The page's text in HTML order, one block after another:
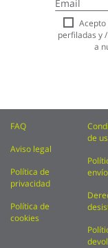
a
nuestro
boletín
de
perfiladas y
a
FAQ
Aviso legal
Política de
privacidad
Política de
cookies
de